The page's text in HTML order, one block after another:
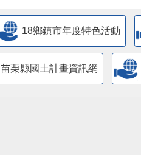
18鄉鎮市年度特色活動
苗栗縣國土計畫資訊網